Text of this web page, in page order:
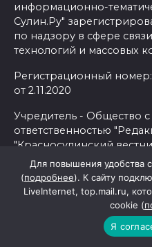
информационно-
Сулин.Ру"
по надзору в сфере
технологий и массовых
Регистрационный
от 2.11.2020
Учредитель - Общество
ответственностью
"Красносулинский
Главный редактор
гл. редактор — 8 (86367)
Для повышения удобства
(подробнее). К сайту
LiveInternet, top.mail.ru,
cookie (
Я